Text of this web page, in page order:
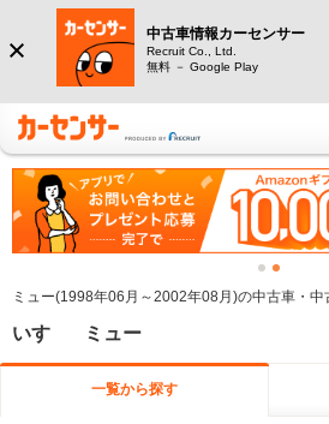
中古車情報カーセンサー
Recruit Co., Ltd.
無料 － Google Play
ミュー(1998年06月～2002年08月)の中古車・中
いすゞ ミュー
一覧から探す